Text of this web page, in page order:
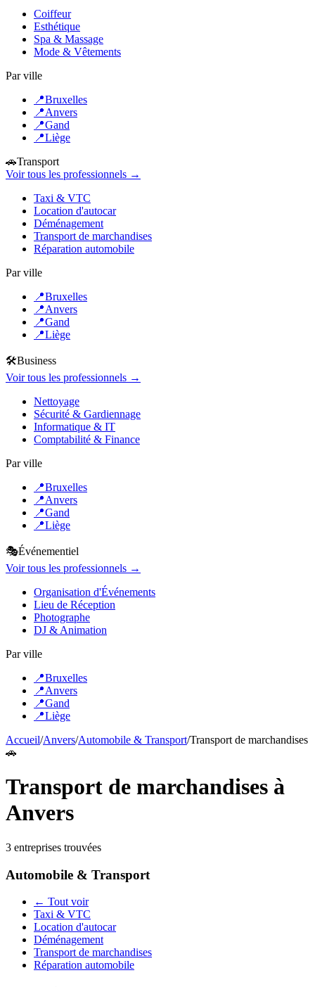
Coiffeur
Esthétique
Spa & Massage
Mode & Vêtements
Par ville
📍Bruxelles
📍Anvers
📍Gand
📍Liège
🚗Transport
Voir tous les professionnels →
Taxi & VTC
Location d'autocar
Déménagement
Transport de marchandises
Réparation automobile
Par ville
📍Bruxelles
📍Anvers
📍Gand
📍Liège
🛠️Business
Voir tous les professionnels →
Nettoyage
Sécurité & Gardiennage
Informatique & IT
Comptabilité & Finance
Par ville
📍Bruxelles
📍Anvers
📍Gand
📍Liège
🎭Événementiel
Voir tous les professionnels →
Organisation d'Événements
Lieu de Réception
Photographe
DJ & Animation
Par ville
📍Bruxelles
📍Anvers
📍Gand
📍Liège
Accueil/Anvers/Automobile & Transport/Transport de marchandises
🚗
Transport de marchandises à
Anvers
3 entreprises trouvées
Automobile & Transport
← Tout voir
Taxi & VTC
Location d'autocar
Déménagement
Transport de marchandises
Réparation automobile